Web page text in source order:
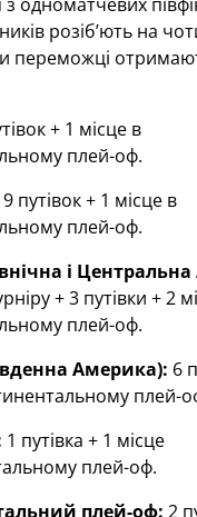
розіб’ють на
переможці
+ 1 місце в
плей-оф.
9 путівок + 1 місце в
плей-оф.
і
+ 3 путівки + 2
плей-оф.
Америка): 6
плей-
1 путівка + 1 місце
плей-оф.
плей-оф: 2